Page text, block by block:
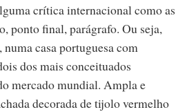
crítica internacional como as
ponto final, parágrafo. Ou seja,
numa casa portuguesa com
dos mais conceituados
mercado mundial. Ampla e
decorada de tijolo vermelho